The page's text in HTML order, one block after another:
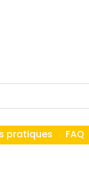
pratiques FAQ